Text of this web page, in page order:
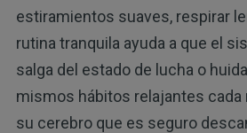
estiramientos suaves, respirar
rutina tranquila ayuda a que el
salga del estado de lucha o
mismos hábitos relajantes cada
su cerebro que es seguro